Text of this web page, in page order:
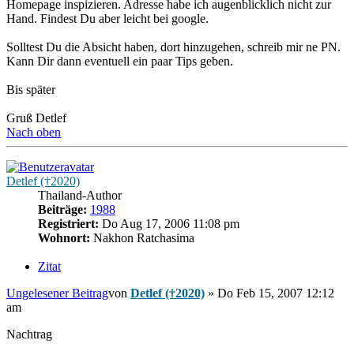
Homepage inspizieren. Adresse habe ich augenblicklich nicht zur
Hand. Findest Du aber leicht bei google.
Solltest Du die Absicht haben, dort hinzugehen, schreib mir ne PN.
Kann Dir dann eventuell ein paar Tips geben.
Bis später
Gruß Detlef
Nach oben
Detlef (†2020)
Thailand-Author
Beiträge: 1988
Registriert: Do Aug 17, 2006 11:08 pm
Wohnort: Nakhon Ratchasima
Zitat
Ungelesener Beitragvon Detlef (†2020) » Do Feb 15, 2007 12:12
am
Nachtrag